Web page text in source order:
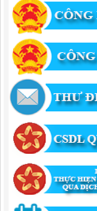
1174/QĐ-UBND
QUYẾT ĐỊNH Về việc
sung và phê duyệt
hoạt động xây dựng
thẩm quyền thuộc
Lượt xem:435 | lượt
346/QĐ-UBND
QUYẾT ĐỊNH Về việc
hành chính trong lĩnh
quyền giải quyết của
Lượt xem:512 | lượt
55/QĐ-BQLKKT
QUYẾT ĐỊNH Công
công năm 2025